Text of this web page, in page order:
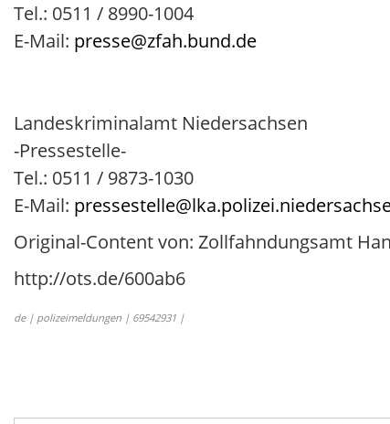
Tel.: 0511 / 8990-1004
E-Mail: presse@zfah.bund.de
Landeskriminalamt Niedersachsen
-Pressestelle-
Tel.: 0511 / 9873-1030
E-Mail:
Original-Content von: Zollfahndungsamt
http://ots.de/600ab6
de | polizeimeldungen | 69542931 |